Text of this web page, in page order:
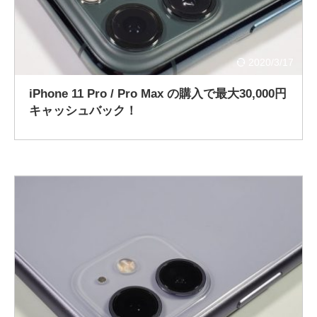
iPhone 11 Pro / Pro Max の購入で最大30,000円
キャッシュバック！